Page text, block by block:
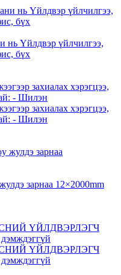
нь Үйлдвэр үйлчилгээ,
бүх
захиалах хэрэгцээ,
- Шилэн
захиалах хэрэгцээ,
- Шилэн
зарнаа 12×2000mm
ҮЙЛДВЭРЛЭГЧ
ҮЙЛДВЭРЛЭГЧ